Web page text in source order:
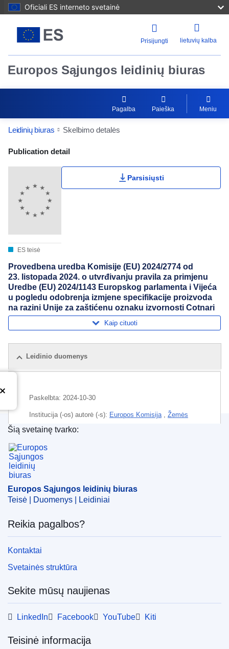
Oficiali ES interneto svetainė
Prisijungti lietuvių kalba
Europos Sąjungos leidinių biuras
Pagalba Paieška Meniu
Leidinių biuras Skelbimo detalės
Publication Detail Actions Portlet
Publication detail
ES teisė
Parsisiųsti
Provedbena uredba Komisije (EU) 2024/2774 оd
23. listopada 2024. o utvrđivanju pravila za primjenu
Uredbe (EU) 2024/1143 Europskog parlamenta i Vijeća
u pogledu odobrenja izmjene specifikacije proizvoda
na razini Unije za zaštićenu oznaku izvornosti Cotnari
Kaip cituoti
Leidinio duomenys
Paskelbta: 2024-10-30
Institucija (-os) autorė (-s): Europos Komisija , Žemės
ūkio ir kaimo plėtros generalinis direktoratas
Tema:
pavadinimas
,putojantis vynas,raudonasis vynas
Rumunija,ženklinimas
OJ : L_202402774
IMMC : C(2024)7528/3693134
pdfa2a
Europos Sąjungos leidinių biuras
Šią svetainę tvarko:
Europos Sąjungos leidinių biuras
Teisė | Duomenys | Leidiniai
Reikia pagalbos?
Kontaktai
Svetainės struktūra
Sekite mūsų naujienas
LinkedIn Facebook YouTube Kiti
Teisinė informacija